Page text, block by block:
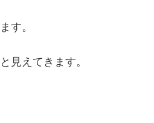
す。
見えてきます。